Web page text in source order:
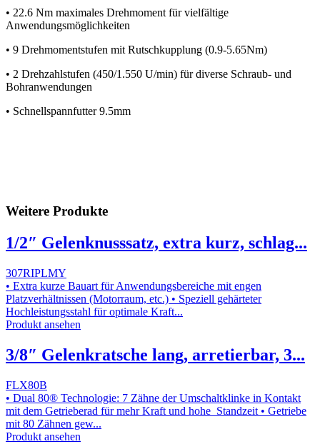
• 22.6 Nm maximales Drehmoment für vielfältige
Anwendungsmöglichkeiten
• 9 Drehmomentstufen mit Rutschkupplung (0.9-5.65Nm)
• 2 Drehzahlstufen (450/1.550 U/min) für diverse Schraub- und
Bohranwendungen
• Schnellspannfutter 9.5mm
Weitere Produkte
1/2″ Gelenknusssatz, extra kurz, schlag...
307RIPLMY
• Extra kurze Bauart für Anwendungsbereiche mit engen
Platzverhältnissen (Motorraum, etc.) • Speziell gehärteter
Hochleistungsstahl für optimale Kraft...
Produkt ansehen
3/8″ Gelenkratsche lang, arretierbar, 3...
FLX80B
• Dual 80® Technologie: 7 Zähne der Umschaltklinke in Kontakt
mit dem Getrieberad für mehr Kraft und hohe Standzeit • Getriebe
mit 80 Zähnen gew...
Produkt ansehen